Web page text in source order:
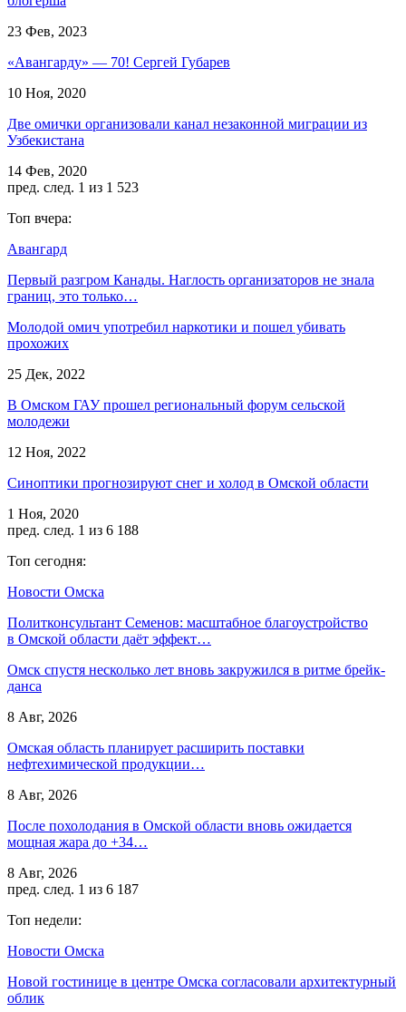
23 Фев, 2023
«Авангарду» — 70! Сергей Губарев
10 Ноя, 2020
Две омички организовали канал незаконной миграции из
Узбекистана
14 Фев, 2020
пред. след. 1 из 1 523
Топ вчера:
Авангард
Первый разгром Канады. Наглость организаторов не знала
границ, это только…
Молодой омич употребил наркотики и пошел убивать
прохожих
25 Дек, 2022
В Омском ГАУ прошел региональный форум сельской
молодежи
12 Ноя, 2022
Синоптики прогнозируют снег и холод в Омской области
1 Ноя, 2020
пред. след. 1 из 6 188
Топ сегодня:
Новости Омска
Политконсультант Семенов: масштабное благоустройство
в Омской области даёт эффект…
Омск спустя несколько лет вновь закружился в ритме брейк-
данса
8 Авг, 2026
Омская область планирует расширить поставки
нефтехимической продукции…
8 Авг, 2026
После похолодания в Омской области вновь ожидается
мощная жара до +34…
8 Авг, 2026
пред. след. 1 из 6 187
Топ недели:
Новости Омска
Новой гостинице в центре Омска согласовали архитектурный
облик